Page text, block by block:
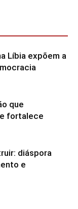
Líbia expõem a
que
fortalece
diáspora
e